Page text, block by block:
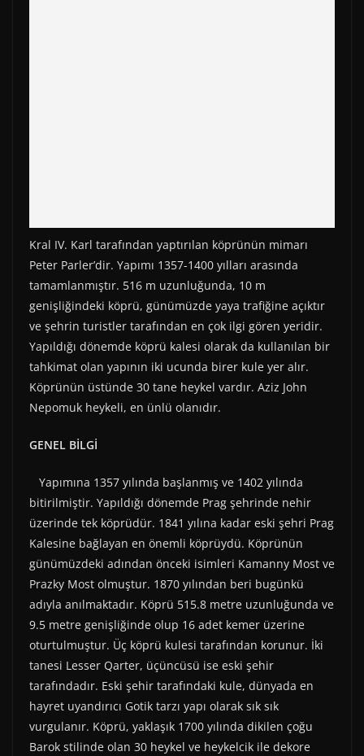
Kral IV. Karl tarafından yaptırılan köprünün mimarı
Peter Parler’dir. Yapımı 1357-1400 yılları arasında
tamamlanmıştır. 516 m uzunluğunda, 10 m
genişliğindeki köprü, günümüzde yaya trafiğine açıktır
ve şehrin turistler tarafından en çok ilgi gören yeridir.
Yapıldığı dönemde köprü kalesi olarak da kullanılan bir
tahkimat olan yapının iki ucunda birer kule yer alır.
Köprünün üstünde 30 tane heykel vardır. Aziz John
Nepomuk heykeli, en ünlü olanıdır.
GENEL BİLGİ
Yapımına 1357 yılında başlanmış ve 1402 yılında
bitirilmiştir. Yapıldığı dönemde Prag şehrinde nehir
üzerinde tek köprüdür. 1841 yılına kadar eski şehri Prag
Kalesine bağlayan en önemli köprüydü. Köprünün
günümüzdeki adından önceki isimleri Kamanny Most ve
Prazky Most olmuştur. 1870 yılından beri bugünkü
adıyla anılmaktadır. Köprü 515.8 metre uzunluğunda ve
9.5 metre genişliğinde olup 16 adet kemer üzerine
oturtulmuştur. Üç köprü kulesi tarafından korunur. İki
tanesi Lesser Qarter, üçüncüsü ise eski şehir
tarafındadır. Eski şehir tarafındaki kule, dünyada en
hayret uyandırıcı Gotik tarzı yapı olarak sık sık
vurgulanır. Köprü, yaklaşık 1700 yılında dikilen çoğu
Barok stilinde olan 30 heykel ve heykelcik ile dekore